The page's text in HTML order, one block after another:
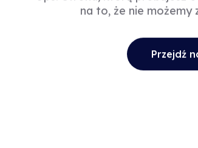
na to, że nie możemy
Przejdź